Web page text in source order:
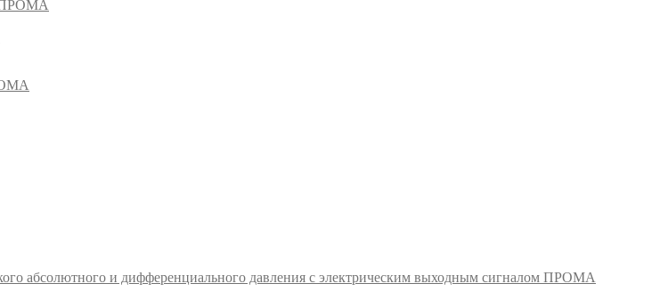
ПРОМА
абсолютного и дифференциального давления с электрическим выходным сигналом ПРОМА